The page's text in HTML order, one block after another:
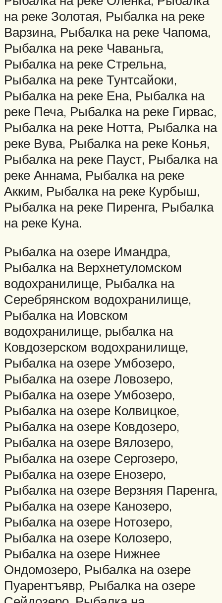
на реке Золотая, Рыбалка на реке
Варзина, Рыбалка на реке Чапома,
Рыбалка на реке Чаваньга,
Рыбалка на реке Стрельна,
Рыбалка на реке Тунтсайоки,
Рыбалка на реке Ена, Рыбалка на
реке Печа, Рыбалка на реке Гирвас,
Рыбалка на реке Нотта, Рыбалка на
реке Вува, Рыбалка на реке Конья,
Рыбалка на реке Пауст, Рыбалка на
реке Аннама, Рыбалка на реке
Акким, Рыбалка на реке Курбыш,
Рыбалка на реке Пиренга, Рыбалка
на реке Куна.
Рыбалка на озере Имандра,
Рыбалка на Верхнетуломском
водохранилище, Рыбалка на
Серебрянском водохранилище,
Рыбалка на Иовском
водохранилище, рыбалка на
Ковдозерском водохранилище,
Рыбалка на озере Умбозеро,
Рыбалка на озере Ловозеро,
Рыбалка на озере Умбозеро,
Рыбалка на озере Колвицкое,
Рыбалка на озере Ковдозеро,
Рыбалка на озере Вялозеро,
Рыбалка на озере Сергозеро,
Рыбалка на озере Енозеро,
Рыбалка на озере Верзняя Паренга,
Рыбалка на озере Канозеро,
Рыбалка на озере Нотозеро,
Рыбалка на озере Колозеро,
Рыбалка на озере Нижнее
Ондомозеро, Рыбалка на озере
Пуарентъявр, Рыбалка на озере